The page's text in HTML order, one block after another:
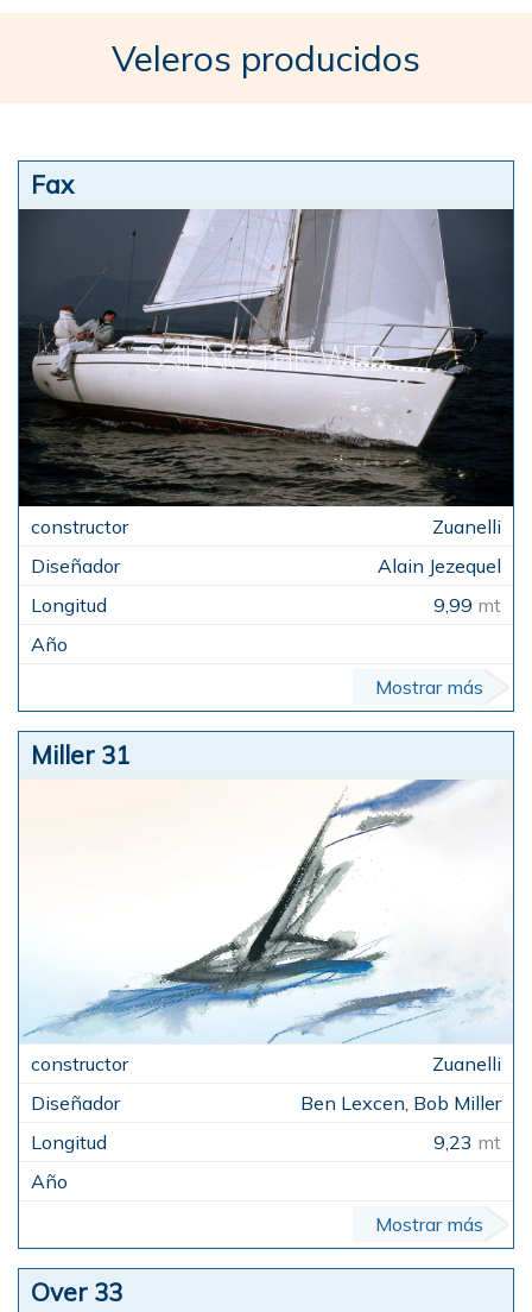
Veleros producidos
Fax
Zuanelli
Alain Jezequel
9,99 mt
Mostrar más
Miller 31
Zuanelli
Ben Lexcen, Bob Miller
9,23 mt
Mostrar más
Over 33